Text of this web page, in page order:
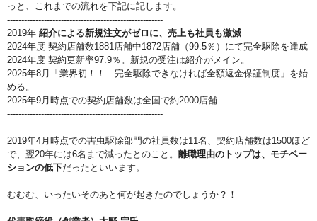
っと、これまでの流れを下記に記します。
-------------------------------------------------------
2019年 紹介による新規注文がゼロに、売上も社員も激減
2024年度 契約店舗数1881店舗中1872店舗（99.5％）にて完全駆除を達成
2024年度 契約更新率97.9％。新規の受注は紹介がメイン。 ​
2025年8月「業界初！！ 完全駆除できなければ全額返金保証制度」を始
める。
2025年9月時点での契約店舗数は全国で約2000店舗
-------------------------------------------------------
2019年4月時点での害虫駆除部門の社員数は11名、契約店舗数は1500ほど
で、翌20年には6名まで減ったとのこと。 離職理由のトップは、モチベー
ションの低下だったといいます。
むむむ、いったいそのあと何が起きたのでしょうか？！